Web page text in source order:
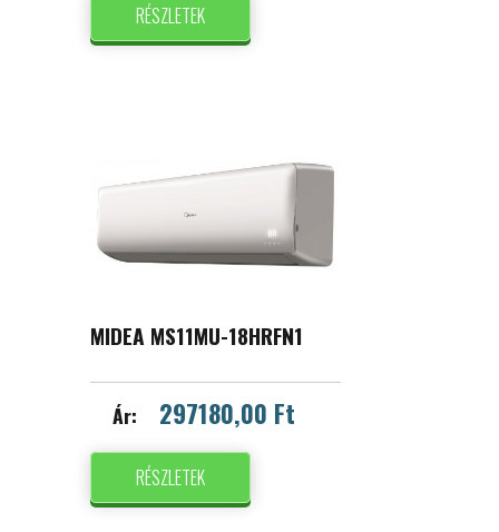
RÉSZLETEK
MIDEA MS11MU-18HRFN1
Ár: 297180,00 Ft
RÉSZLETEK